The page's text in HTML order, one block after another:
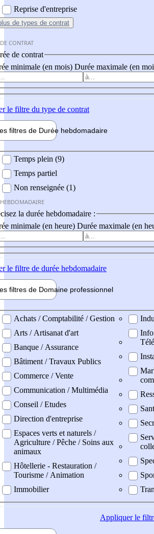
Reprise d'entreprise
de types de contrat
CONTRAT
de contrat
minimale (en mois) Durée maximale (en
le filtre du type de contrat
filtres de Durée hebdomadaire
Temps plein (9)
Temps partiel
Non renseignée (1)
la durée hebdomadaire :
minimale (en heure) Durée maximale (en
le filtre de durée hebdomadaire
filtres de Domaine professionnel
professionel
Achats / Comptabilité / Gestion
Arts / Artisanat d'art
Banque / Assurance
Bâtiment / Travaux Publics
Commerce / Vente
Communication / Multimédia
Conseil / Etudes
Direction d'entreprise
Espaces verts et naturels /
Agriculture / Pêche / Soins aux
animaux
Hôtellerie - Restauration /
Tourisme / Animation
Immobilier
Appliquerle